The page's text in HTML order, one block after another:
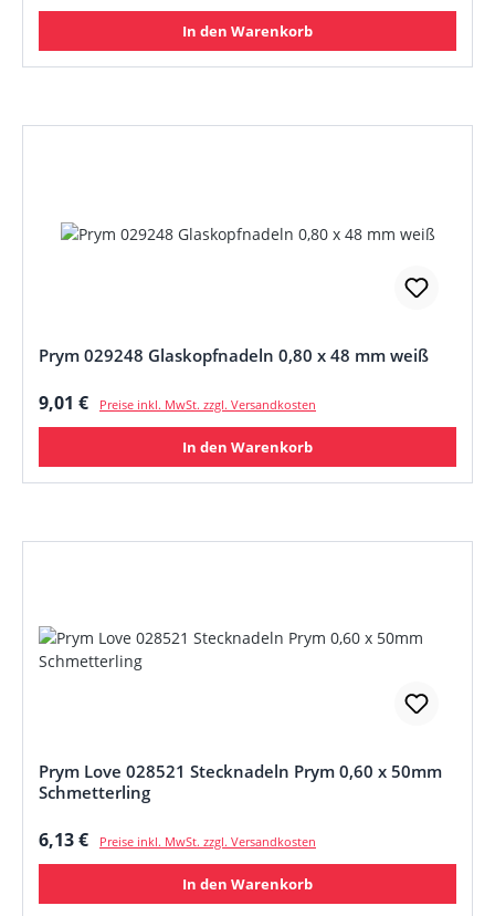
In den Warenkorb
Prym 029248 Glaskopfnadeln 0,80 x 48 mm weiß
Regulärer Preis:
9,01 € Preise inkl. MwSt. zzgl. Versandkosten
In den Warenkorb
Prym Love 028521 Stecknadeln Prym 0,60 x 50mm
Schmetterling
Regulärer Preis:
6,13 € Preise inkl. MwSt. zzgl. Versandkosten
In den Warenkorb